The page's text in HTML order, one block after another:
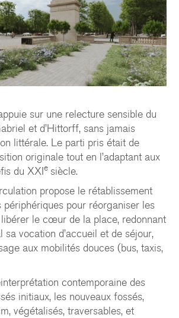
sur une relecture sensible du
et d’Hittorff, sans jamais
littérale. Le parti pris était de
originale tout en l’adaptant aux
du XXIe siècle.
propose le rétablissement
périphériques pour réorganiser les
le cœur de la place, redonnant
sa vocation d’accueil et de séjour,
aux mobilités douces (bus, taxis,
contemporaine des
initiaux, les nouveaux fossés,
végétalisés, traversables, et